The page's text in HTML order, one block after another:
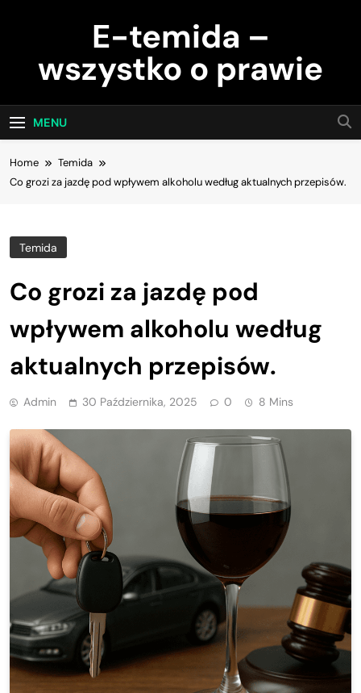
E-temida –
wszystko o prawie
MENU
Home
Temida
Co grozi za jazdę pod wpływem alkoholu według aktualnych przepisów.
Temida
Co grozi za jazdę pod
wpływem alkoholu według
aktualnych przepisów.
Admin 30 Października, 2025 0 8 Mins